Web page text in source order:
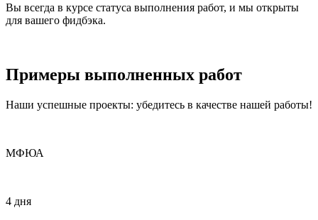
Вы всегда в курсе статуса выполнения работ, и мы открыты
для вашего фидбэка.
Примеры выполненных работ
Наши успешные проекты: убедитесь в качестве нашей работы!
МФЮА
4 дня